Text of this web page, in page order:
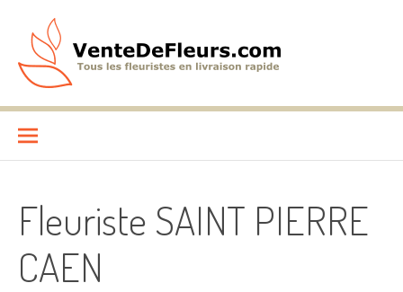
contenu
VenteDeFleurs.com
Fleuriste SAINT PIERRE
CAEN